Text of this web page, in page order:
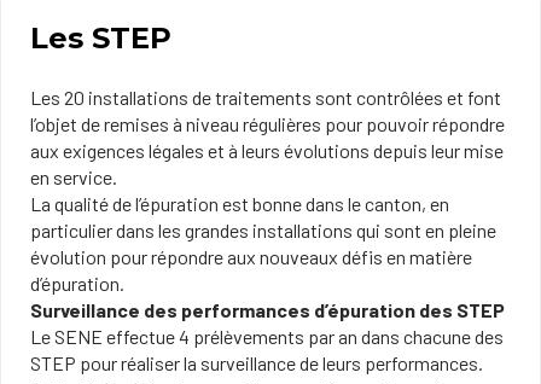
Les STEP
Les 20 installations de traitements sont contrôlées et font
l’objet de remises à niveau régulières pour pouvoir répondre
aux exigences légales et à leurs évolutions depuis leur mise
en service.
La qualité de l’épuration est bonne dans le canton, en
particulier dans les grandes installations qui sont en pleine
évolution pour répondre aux nouveaux défis en matière
d’épuration.
Surveillance des performances d’épuration des STEP
Le SENE effectue 4 prélèvements par an dans chacune des
STEP pour réaliser la surveillance de leurs performances.